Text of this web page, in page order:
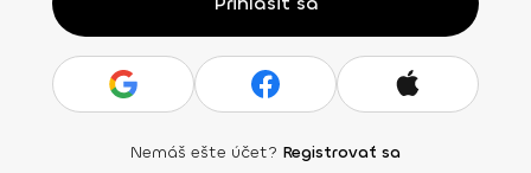
Nemáš ešte účet? Registrovať sa